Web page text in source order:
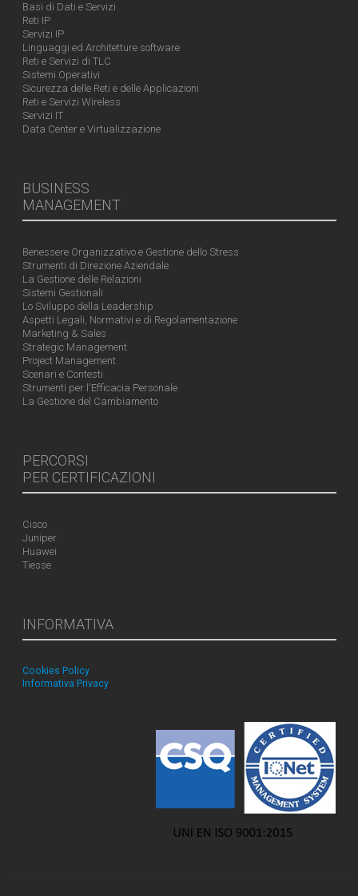
Basi di Dati e Servizi
Reti IP
Servizi IP
Linguaggi ed Architetture software
Reti e Servizi di TLC
Sistemi Operativi
Sicurezza delle Reti e delle Applicazioni
Reti e Servizi Wireless
Servizi IT
Data Center e Virtualizzazione
BUSINESS
MANAGEMENT
Benessere Organizzativo e Gestione dello Stress
Strumenti di Direzione Aziendale
La Gestione delle Relazioni
Sistemi Gestionali
Lo Sviluppo della Leadership
Aspetti Legali, Normativi e di Regolamentazione
Marketing & Sales
Strategic Management
Project Management
Scenari e Contesti
Strumenti per l'Efficacia Personale
La Gestione del Cambiamento
PERCORSI
PER CERTIFICAZIONI
Cisco
Juniper
Huawei
Tiesse
INFORMATIVA
Cookies Policy
Informativa Privacy